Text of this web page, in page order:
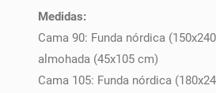
Medidas:
Cama 90: Funda nórdica
almohada (45x105 cm)
Cama 105: Funda nórdica
PULSE AQUÍ PARA DEJAR SU